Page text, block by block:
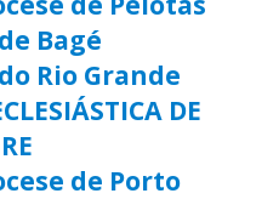
Bagé
Rio Grande
DE
de Porto